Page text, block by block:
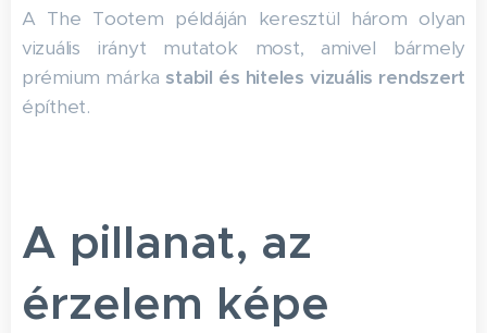
A The Tootem példáján keresztül három olyan
vizuális irányt mutatok most, amivel bármely
prémium márka stabil és hiteles vizuális rendszert
építhet.
A pillanat, az
érzelem képe